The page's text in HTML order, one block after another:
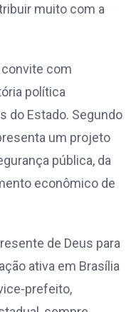
muito com a
convite com
política
do Estado. Segundo
um projeto
pública, da
econômico de
de Deus para
ativa em Brasília
prefeito,